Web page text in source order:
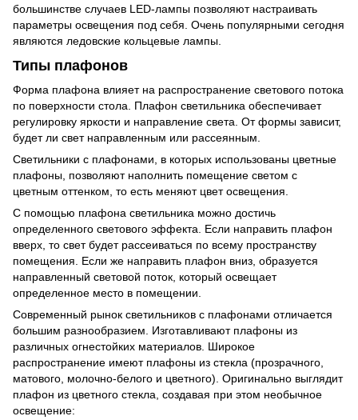
большинстве случаев LED-лампы позволяют настраивать
параметры освещения под себя. Очень популярными сегодня
являются ледовские кольцевые лампы.
Типы плафонов
Форма плафона влияет на распространение светового потока
по поверхности стола. Плафон светильника обеспечивает
регулировку яркости и направление света. От формы зависит,
будет ли свет направленным или рассеянным.
Светильники с плафонами, в которых использованы цветные
плафоны, позволяют наполнить помещение светом с
цветным оттенком, то есть меняют цвет освещения.
С помощью плафона светильника можно достичь
определенного светового эффекта. Если направить плафон
вверх, то свет будет рассеиваться по всему пространству
помещения. Если же направить плафон вниз, образуется
направленный световой поток, который освещает
определенное место в помещении.
Современный рынок светильников с плафонами отличается
большим разнообразием. Изготавливают плафоны из
различных огнестойких материалов. Широкое
распространение имеют плафоны из стекла (прозрачного,
матового, молочно-белого и цветного). Оригинально выглядит
плафон из цветного стекла, создавая при этом необычное
освещение: